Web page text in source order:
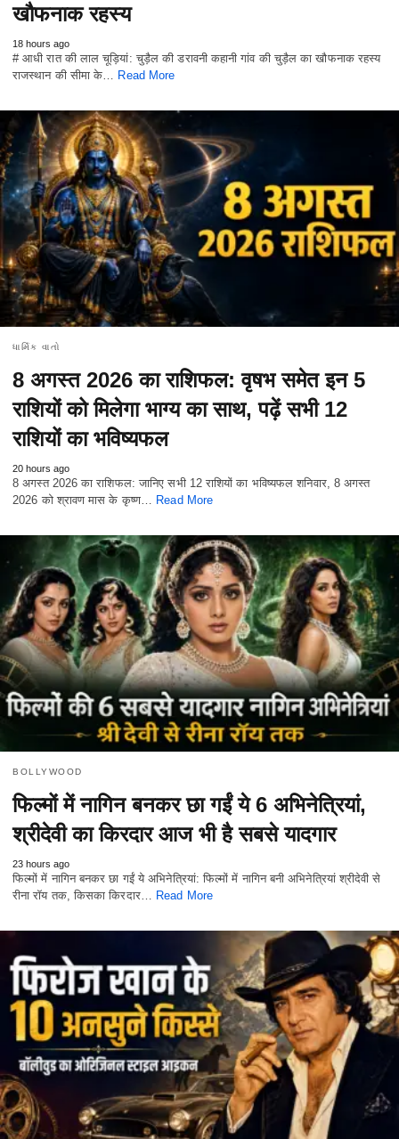
खौफनाक रहस्य
18 hours ago
# आधी रात की लाल चूड़ियां: चुड़ैल की डरावनी कहानी गांव की चुड़ैल का खौफनाक रहस्य
राजस्थान की सीमा के… Read More
ધાર્મિક વાતો
8 अगस्त 2026 का राशिफल: वृषभ समेत इन 5
राशियों को मिलेगा भाग्य का साथ, पढ़ें सभी 12
राशियों का भविष्यफल
20 hours ago
8 अगस्त 2026 का राशिफल: जानिए सभी 12 राशियों का भविष्यफल शनिवार, 8 अगस्त
2026 को श्रावण मास के कृष्ण…
Read More
BOLLYWOOD
फिल्मों में नागिन बनकर छा गईं ये 6 अभिनेत्रियां,
श्रीदेवी का किरदार आज भी है सबसे यादगार
23 hours ago
फिल्मों में नागिन बनकर छा गईं ये अभिनेत्रियां: फिल्मों में नागिन बनी अभिनेत्रियां श्रीदेवी से
रीना रॉय तक, किसका किरदार… Read More